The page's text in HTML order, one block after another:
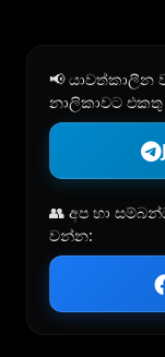
📢 යාවත්කාලීන
නාලිකාවට
👥 අප හා
වන්න: